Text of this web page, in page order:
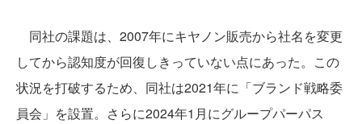
同社の課題は、2007年にキヤノン販売から社名を変更
してから認知度が回復しきっていない点にあった。この
状況を打破するため、同社は2021年に「ブランド戦略委
員会」を設置。さらに2024年1月にグループパーパス